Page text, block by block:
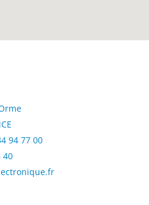
94 77 00
40